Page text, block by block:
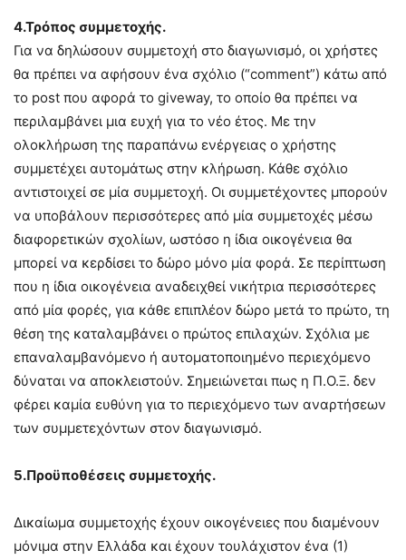
4.Τρόπος συμμετοχής.
Για να δηλώσουν συμμετοχή στο διαγωνισμό, οι χρήστες
θα πρέπει να αφήσουν ένα σχόλιο (“comment”) κάτω από
το post που αφορά το giveway, το οποίο θα πρέπει να
περιλαμβάνει μια ευχή για το νέο έτος. Με την
ολοκλήρωση της παραπάνω ενέργειας ο χρήστης
συμμετέχει αυτομάτως στην κλήρωση. Κάθε σχόλιο
αντιστοιχεί σε μία συμμετοχή. Οι συμμετέχοντες μπορούν
να υποβάλουν περισσότερες από μία συμμετοχές μέσω
διαφορετικών σχολίων, ωστόσο η ίδια οικογένεια θα
μπορεί να κερδίσει το δώρο μόνο μία φορά. Σε περίπτωση
που η ίδια οικογένεια αναδειχθεί νικήτρια περισσότερες
από μία φορές, για κάθε επιπλέον δώρο μετά το πρώτο, τη
θέση της καταλαμβάνει ο πρώτος επιλαχών. Σχόλια με
επαναλαμβανόμενο ή αυτοματοποιημένο περιεχόμενο
δύναται να αποκλειστούν. Σημειώνεται πως η Π.Ο.Ξ. δεν
φέρει καμία ευθύνη για το περιεχόμενο των αναρτήσεων
των συμμετεχόντων στον διαγωνισμό.
5.Προϋποθέσεις συμμετοχής.
Δικαίωμα συμμετοχής έχουν οικογένειες που διαμένουν
μόνιμα στην Ελλάδα και έχουν τουλάχιστον ένα (1)